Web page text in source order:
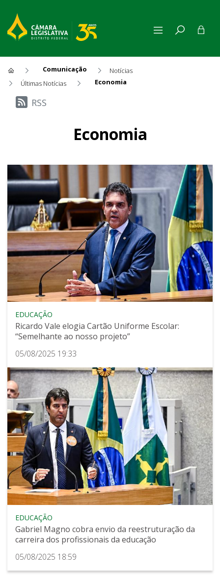
Comunicação
Notícias
Últimas Notícias
Economia
Últimas Notícias
RSS
Economia
EDUCAÇÃO
Ricardo Vale elogia Cartão Uniforme Escolar:
“Semelhante ao nosso projeto”
05/08/2025 19:33
EDUCAÇÃO
Gabriel Magno cobra envio da reestruturação da
carreira dos profissionais da educação
05/08/2025 18:59